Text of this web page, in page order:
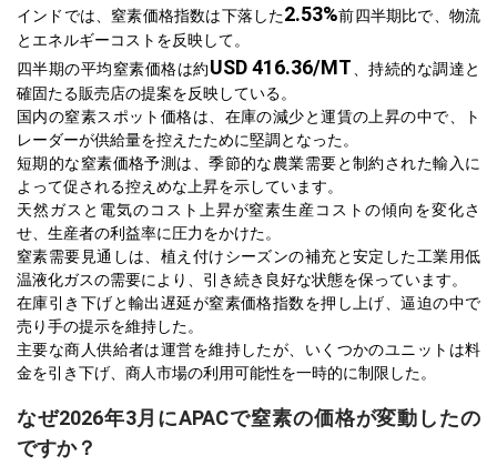
インドでは、窒素価格指数は下落した2.53%前四半期比で、物流
とエネルギーコストを反映して。
四半期の平均窒素価格は約USD 416.36/MT 、持続的な調達と
確固たる販売店の提案を反映している。
国内の窒素スポット価格は、在庫の減少と運賃の上昇の中で、ト
レーダーが供給量を控えたために堅調となった。
短期的な窒素価格予測は、季節的な農業需要と制約された輸入に
よって促される控えめな上昇を示しています。
天然ガスと電気のコスト上昇が窒素生産コストの傾向を変化さ
せ、生産者の利益率に圧力をかけた。
窒素需要見通しは、植え付けシーズンの補充と安定した工業用低
温液化ガスの需要により、引き続き良好な状態を保っています。
在庫引き下げと輸出遅延が窒素価格指数を押し上げ、逼迫の中で
売り手の提示を維持した。
主要な商人供給者は運営を維持したが、いくつかのユニットは料
金を引き下げ、商人市場の利用可能性を一時的に制限した。
なぜ2026年3月にAPACで窒素の価格が変動したの
ですか？